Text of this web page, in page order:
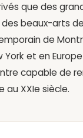
que des
beaux-arts
de
York et en
capable de
XXIe siècle.